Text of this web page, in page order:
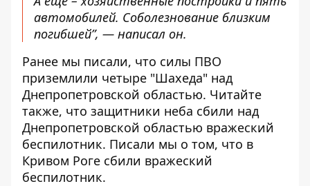
автомобилей. Соболезнование близким
погибшей”, — написал он.
Ранее мы писали, что силы ПВО
приземлили четыре "Шахеда" над
Днепропетровской областью. Читайте
также, что защитники неба сбили над
Днепропетровской областью вражеский
беспилотник. Писали мы о том, что в
Кривом Роге сбили вражеский
беспилотник.